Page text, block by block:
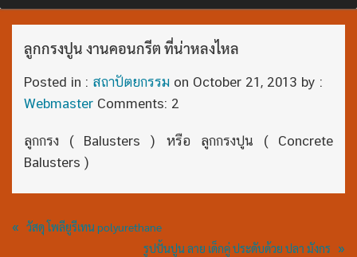
ลูกกรงปูน งานคอนกรีต ที่น่าหลงไหล
Posted in : สถาปัตยกรรม on October 21, 2013 by :
Webmaster Comments: 2
ลูกกรง ( Balusters ) หรือ ลูกกรงปูน ( Concrete
Balusters )
« วัสดุ โพลียูรีเทน polyurethane
รูปปั้นปูน ลาย เด็กคู่ ประดับด้วย ปลา มังกร
»